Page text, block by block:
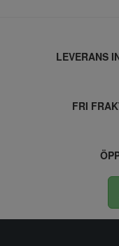
LEVERANS
FRI